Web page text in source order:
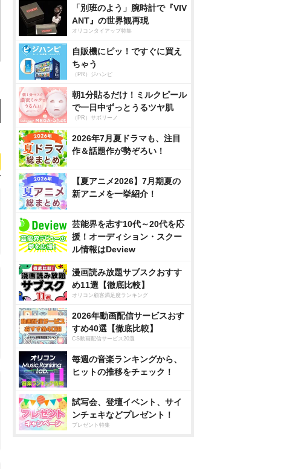
「別班のよう」腕時計で『VIV
ANT』の世界観再現
オリコンタイアップ特集
自販機にピッ！ですぐに買え
ちゃう
（PR）ジハンピ
朝1分貼るだけ！ミルクピール
で一日中ずっとうるツヤ肌
（PR）サボリーノ
2026年7月夏ドラマも、注目
作＆話題作が勢ぞろい！
【夏アニメ2026】7月期夏の
新アニメを一挙紹介！
芸能界を志す10代～20代を応
援！オーディション・スクー
ル情報はDeview
漫画読み放題サブスクおすす
め11選【徹底比較】
オリコン顧客満足度ランキング
2026年動画配信サービスおす
すめ40選【徹底比較】
CS動画配信サービス20選
毎週の音楽ランキングから、
ヒットの推移をチェック！
試写会、登壇イベント、サイ
ンチェキなどプレゼント！
プレゼント特集